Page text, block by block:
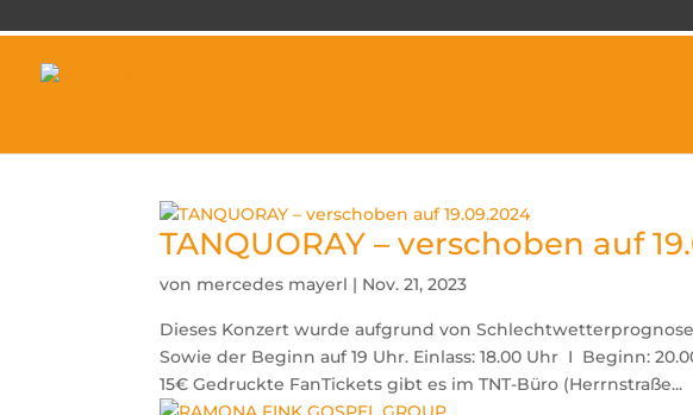
TANQUORAY – verschoben auf
von mercedes mayerl | Nov. 21, 2023
Dieses Konzert wurde aufgrund von
Sowie der Beginn auf 19 Uhr. Einlass: 18.00 Uhr I Beginn:
15€ Gedruckte FanTickets gibt es im TNT-Büro (Herrnstraße...